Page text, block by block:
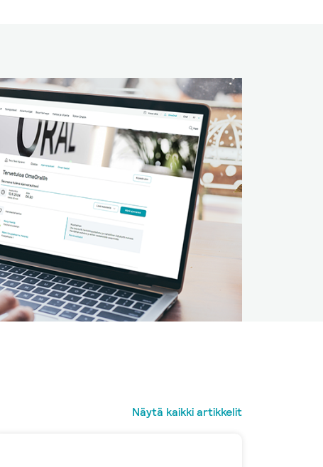
Näytä kaikki artikkelit